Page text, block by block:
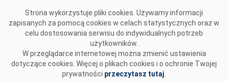
Strona wykorzystuje pliki cookies. Używamy informacji
zapisanych za pomocą cookies w celach statystycznych oraz w
celu dostosowania serwisu do indywidualnych potrzeb
użytkowników.
W przeglądarce internetowej można zmienić ustawienia
dotyczące cookies. Więcej o plikach cookies i o ochronie Twojej
prywatności przeczytasz tutaj